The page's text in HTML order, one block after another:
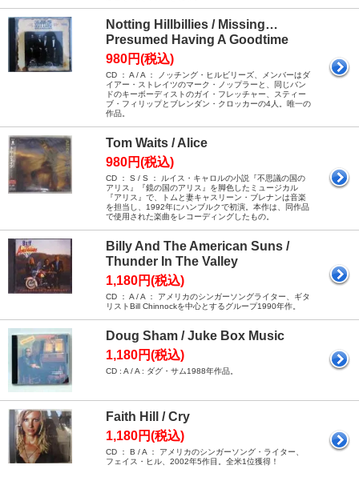
Notting Hillbillies / Missing…
Presumed Having A Goodtime
980円(税込)
CD ： A / A ： ノッチング・ヒルビリーズ、メンバーはダ
イアー・ストレイツのマーク・ノップラーと、同じバン
ドのキーボーディストのガイ・フレッチャー、スティー
ブ・フィリップとブレンダン・クロッカーの4人。唯一の
作品。
Tom Waits / Alice
980円(税込)
CD ： S / S ： ルイス・キャロルの小説『不思議の国の
アリス』『鏡の国のアリス』を脚色したミュージカル
『アリス』で、トムと妻キャスリーン・ブレナンは音楽
を担当し、1992年にハンブルクで初演。本作は、同作品
で使用された楽曲をレコーディングしたもの。
Billy And The American Suns /
Thunder In The Valley
1,180円(税込)
CD ： A / A ： アメリカのシンガーソングライター、ギタ
リストBill Chinnockを中心とするグループ1990年作。
Doug Sham / Juke Box Music
1,180円(税込)
CD : A / A : ダグ・サム1988年作品。
Faith Hill / Cry
1,180円(税込)
CD ： B / A ： アメリカのシンガーソング・ライター、
フェイス・ヒル、2002年5作目。全米1位獲得！